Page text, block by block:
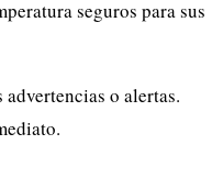
seguros para sus
o alertas.